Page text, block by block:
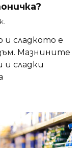
и сладкото е
Мазнините
и сладки